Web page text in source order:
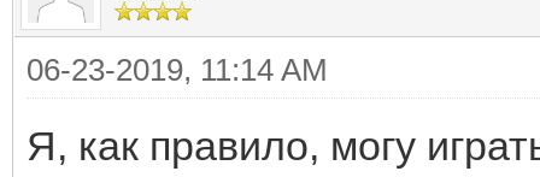
06-23-2019, 11:14 AM
Я, как правило, могу